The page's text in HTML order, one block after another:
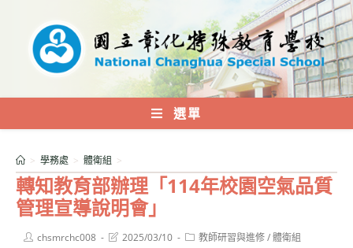
內
選單
轉知教育部辦理「114年校園空氣品質
管理宣導說明會」
> 學務處 > 體衛組 >
Postchsmrchc008
Post2025/03/10
Post教師研習與進修/體衛組